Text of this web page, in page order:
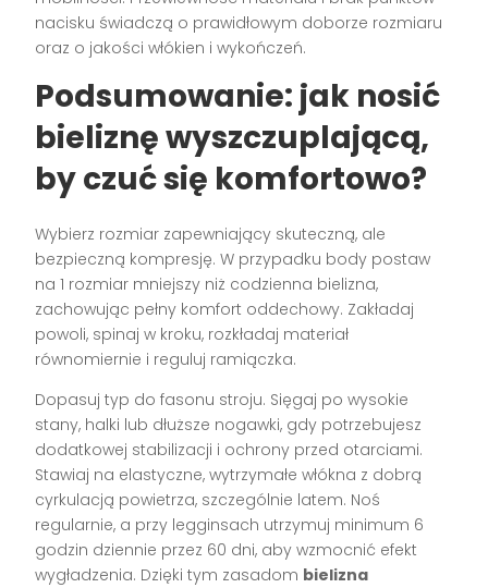
nacisku świadczą o prawidłowym doborze rozmiaru
oraz o jakości włókien i wykończeń.
Podsumowanie: jak nosić
bieliznę wyszczuplającą,
by czuć się komfortowo?
Wybierz rozmiar zapewniający skuteczną, ale
bezpieczną kompresję. W przypadku body postaw
na 1 rozmiar mniejszy niż codzienna bielizna,
zachowując pełny komfort oddechowy. Zakładaj
powoli, spinaj w kroku, rozkładaj materiał
równomiernie i reguluj ramiączka.
Dopasuj typ do fasonu stroju. Sięgaj po wysokie
stany, halki lub dłuższe nogawki, gdy potrzebujesz
dodatkowej stabilizacji i ochrony przed otarciami.
Stawiaj na elastyczne, wytrzymałe włókna z dobrą
cyrkulacją powietrza, szczególnie latem. Noś
regularnie, a przy legginsach utrzymuj minimum 6
godzin dziennie przez 60 dni, aby wzmocnić efekt
wygładzenia. Dzięki tym zasadom bielizna